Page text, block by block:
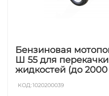
Бензиновая
Ш 55 для
жидкостей (до 2000
КОД:1020200039